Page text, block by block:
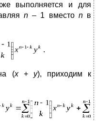
выполняется и для
n – 1 вместо nв
.
(x + y), приходим к